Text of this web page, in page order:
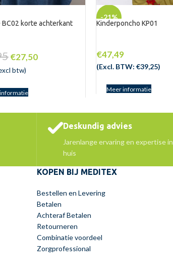
BC02 korte achterkant
€27,50
btw)
-21%
Kinderponcho KP01
€47,49
(Excl. BTW:€39,25)
Meer informatie
Deskundig advies
Jarenlange ervaring en expertise in
huis
KOPEN BIJ MEDITEX
Bestellen en Levering
Betalen
Achteraf Betalen
Retourneren
Combinatie voordeel
Zorgprofessional